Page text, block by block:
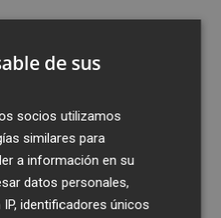
existen
al estado de la
cuanto a que el
y está incompleto, y
"insuficiente y está
de sus
socios utilizamos
similares para
a información en su
datos personales,
identificadores únicos